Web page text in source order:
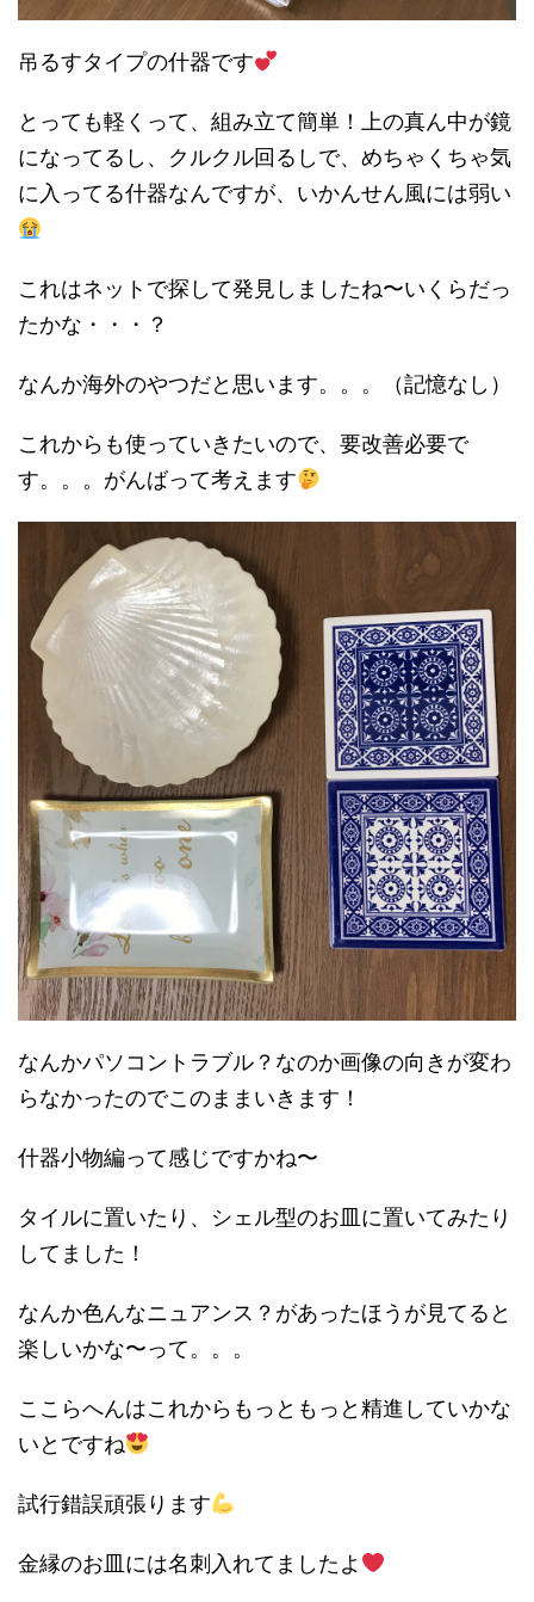
吊るすタイプの什器です
とっても軽くって、組み立て簡単！上の真ん中が鏡
になってるし、クルクル回るしで、めちゃくちゃ気
に入ってる什器なんですが、いかんせん風には弱い
これはネットで探して発見しましたね〜いくらだっ
たかな・・・？
なんか海外のやつだと思います。。。（記憶なし）
これからも使っていきたいので、要改善必要で
す。。。がんばって考えます
なんかパソコントラブル？なのか画像の向きが変わ
らなかったのでこのままいきます！
什器小物編って感じですかね〜
タイルに置いたり、シェル型のお皿に置いてみたり
してました！
なんか色んなニュアンス？があったほうが見てると
楽しいかな〜って。。。
ここらへんはこれからもっともっと精進していかな
いとですね
試行錯誤頑張ります
金縁のお皿には名刺入れてましたよ